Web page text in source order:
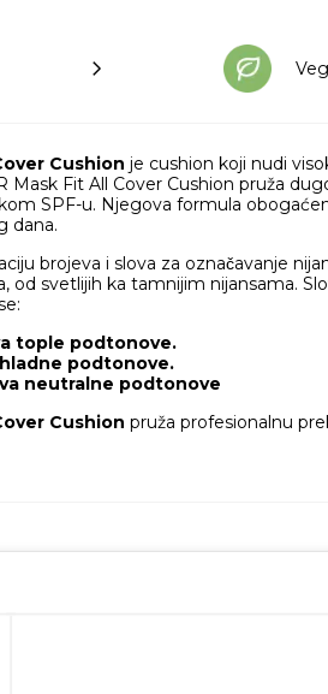
Cushion je cushion koji nudi
Mask Fit All Cover Cushion pruža
SPF-u. Njegova formula
dana.
brojeva i slova za označavanje
od svetlijih ka tamnijim nijansama.
tople podtonove.​
hladne podtonove.​
neutralne podtonove
Cushion pruža profesionalnu